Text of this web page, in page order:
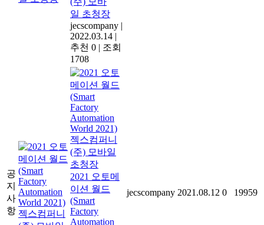
일 초청장
jecscompany |
2022.03.14 |
추천 0 | 조회
1708
공
지
사
항
2021 오토메
이션 월드
(Smart
Factory
Automation
jecscompany 2021.08.12 0 19959